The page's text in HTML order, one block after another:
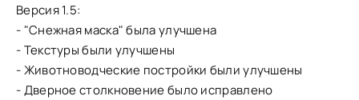
Версия 1.5:
- "Снежная маска" была улучшена
- Текстуры были улучшены
- Животноводческие постройки были улучшены
- Дверное столкновение было исправлено